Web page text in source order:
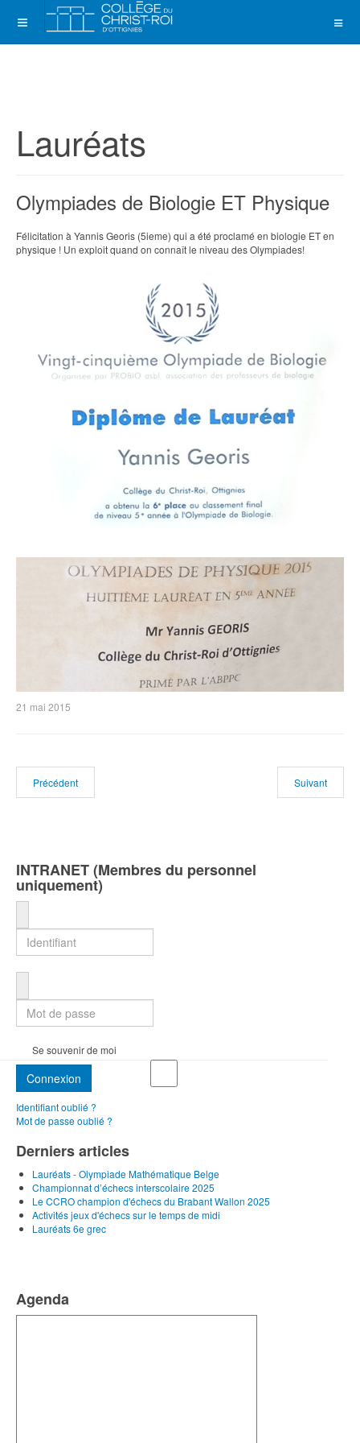
Lauréats
Olympiades de Biologie ET Physique
Félicitation à Yannis Georis (5ieme) qui a été proclamé en biologie ET en
physique ! Un exploit quand on connaît le niveau des Olympiades!
21 mai 2015
Précédent Suivant
INTRANET (Membres du personnel
uniquement)
Se souvenir de moi
Connexion
Identifiant oublié ?
Mot de passe oublié ?
Derniers articles
Lauréats - Olympiade Mathématique Belge
Championnat d’échecs interscolaire 2025
Le CCRO champion d'échecs du Brabant Wallon 2025
Activités jeux d'échecs sur le temps de midi
Lauréats 6e grec
Agenda